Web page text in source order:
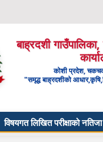
बाह्रदशी
कोशी प्रदेश,
"समृद्ध बाह्रदशीको
विषयगत लिखित परीक्षाको